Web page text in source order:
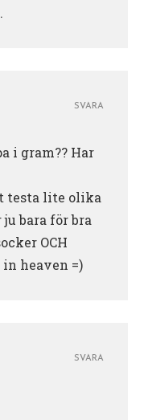
i gram?? Har
testa lite olika
bara för bra
OCH
heaven =)
SVARA
SVARA